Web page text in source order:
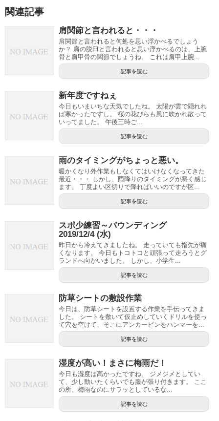
関連記事
肩関節と言われると・・・
肩関節と言われると何処を思い浮かべるでしょう
か？ 肩の脱臼と言われると思い浮かべるのは、上腕
骨と肩甲骨の関節でしょうね。 これは肩甲上腕...
記事を読む
新年度ですねぇ
今日もいまいちな天気でしたね。 太陽が雲で隠れれ
ば寒かったですし。 桜の花びらも風に吹かれ散って
いってました。 午後三時ご...
記事を読む
雨のタイミングがちょっと悪い。
暖かくなり外作業もしなくてはいけなくなってきた
最近・・・ しかし、雨降りのタイミングが悪く感じ
ます。 丁度よい区切りで降ればいいのですが区...
記事を読む
スポ少練習～バウンディング
2019/12/4 (水)
昨日から冷えてきましたね。 走っていても指先が痛
くなります。 今日もトコトコと頑張って走ろうとグ
ランドへ向かいました。 しかし、小学生...
記事を読む
防草シートの敷設作業
今日は、防草シートを設置する作業を手伝ってきま
した。 シートを敷いて仮止めしていくドリルを使っ
て穴を空けて、そこにアンカーピンをハンマーを...
記事を読む
湿度が高い！まさに梅雨だ！
今日も湿度は高かったですね。 ジメジメとしてい
て、少し動いたくらいでも服が張り付きます。 ここ
の所、梅雨なのにサラッとしているな...
記事を読む